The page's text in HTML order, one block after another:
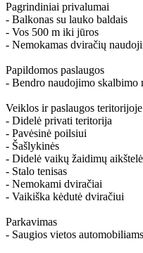
Pagrindiniai privalumai
- Balkonas su lauko baldais
- Vos 500 m iki jūros
- Nemokamas dviračių
Papildomos paslaugos
- Bendro naudojimo skalbimo
Veiklos ir paslaugos teritorijoje
- Didelė privati teritorija
- Pavėsinė poilsiui
- Šašlykinės
- Didelė vaikų žaidimų aikštelė
- Stalo tenisas
- Nemokami dviračiai
- Vaikiška kėdutė dviračiui
Parkavimas
- Saugios vietos